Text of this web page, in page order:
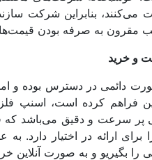
بنابراین شرکت
مقرون به صرفه بودن
و خرید
دائمی در دسترس بوده و
فراهم کرده است، اسنپ
پر سرعت و دقیق می‌باشد که
برای ارائه در اختیار دارد.
بگیریو و به صورت آنلاین